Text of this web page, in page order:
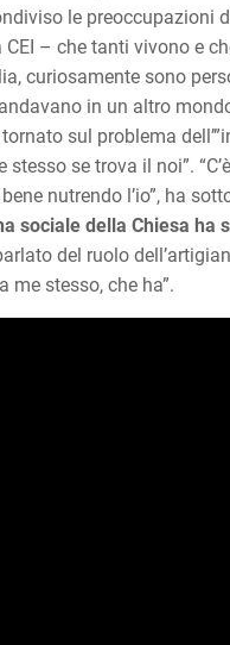
le
– che tanti vivono e
curiosamente sono
in un altro
sul problema
stesso se trova il noi”.
nutrendo l’io”, ha
sociale della Chiesa ha
del ruolo
me stesso, che ha”.